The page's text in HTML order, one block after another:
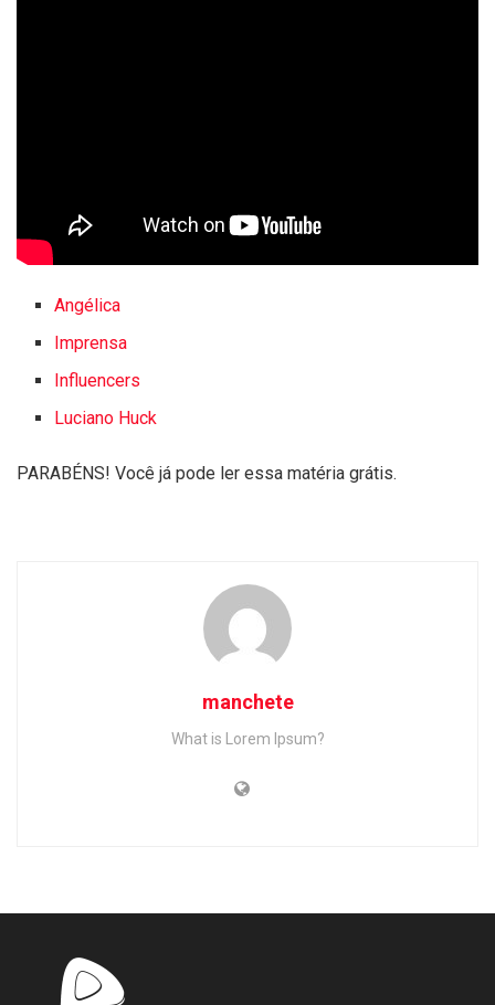
Angélica
Imprensa
Influencers
Luciano Huck
PARABÉNS! Você já pode ler essa matéria grátis.
manchete
What is Lorem Ipsum?